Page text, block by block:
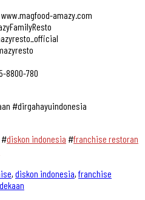
amazy.com
8800-780
#dirgahayuindonesia
#diskon indonesia #franchise restoran
, diskon indonesia, franchise